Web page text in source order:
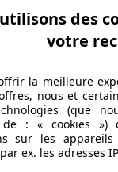
des
votre
la meilleure
nous et
(que
de : « cookies
sur les
ex. les adresses